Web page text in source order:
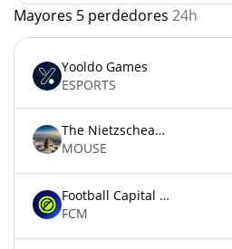
Mayores 5 perdedores 24h
Yooldo Games
ESPORTS
The Nietzschean Mouse
MOUSE
Football Capital Markets
FCM